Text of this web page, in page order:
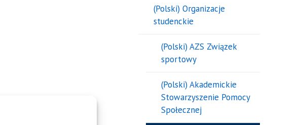
(Polski) Organizacje
studenckie
(Polski) AZS Związek
sportowy
(Polski) Akademickie
Stowarzyszenie Pomocy
Społecznej